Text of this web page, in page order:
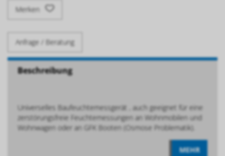
Merken
Anfrage / Beratung
Beschreibung
Universelles Baufeuchtemessgerät , auch geeignet für eine
zerstörungsfreie Feuchtemessungen an Wohnmobilen und
Wohnwagen oder an GFK Booten (Osmose Problematik).
MEHR